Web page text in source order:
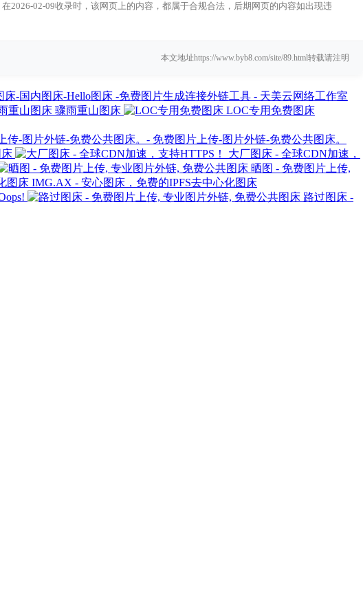
2026-02-09收录时，该网页上的内容，都属于合规合法，后期网页的内容如出现违
本文地址https://www.byb8.com/site/89.html转载请注明
-国内图床-Hello图床 -免费图片生成连接外链工具 - 天美云网络工作室
骤雨重山图床
LOC专用免费图床
传-图片外链-免费公共图床。- 免费图片上传-图片外链-免费公共图床。
大厂图床 - 全球CDN加速，
晒图 - 免费图片上传,
IMG.AX - 安心图床，免费的IPFS去中心化图床
路过图床 -